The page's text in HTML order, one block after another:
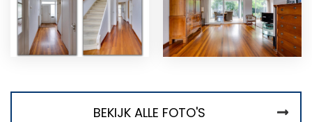
BEKIJK ALLE FOTO'S